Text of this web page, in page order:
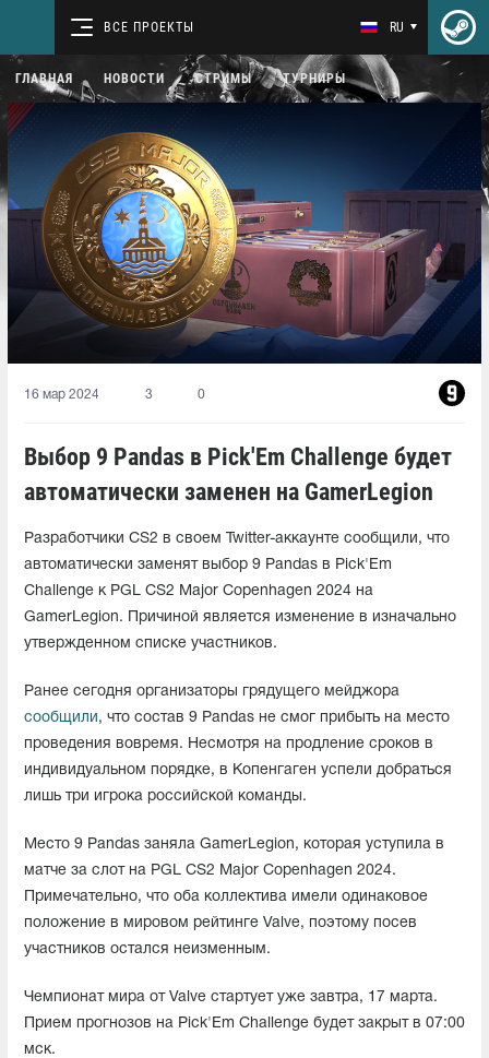
ВСЕ ПРОЕКТЫ RU
ГЛАВНАЯ НОВОСТИ СТРИМЫ ТУРНИРЫ
16 мар 2024 3 0
Выбор 9 Pandas в Pick'Em Challenge будет
автоматически заменен на GamerLegion
Разработчики CS2 в своем Twitter-аккаунте сообщили, что
автоматически заменят выбор 9 Pandas в Pick'Em
Challenge к PGL CS2 Major Copenhagen 2024 на
GamerLegion. Причиной является изменение в изначально
утвержденном списке участников.
Ранее сегодня организаторы грядущего мейджора
сообщили, что состав 9 Pandas не смог прибыть на место
проведения вовремя. Несмотря на продление сроков в
индивидуальном порядке, в Копенгаген успели добраться
лишь три игрока российской команды.
Место 9 Pandas заняла GamerLegion, которая уступила в
матче за слот на PGL CS2 Major Copenhagen 2024.
Примечательно, что оба коллектива имели одинаковое
положение в мировом рейтинге Valve, поэтому посев
участников остался неизменным.
Чемпионат мира от Valve стартует уже завтра, 17 марта.
Прием прогнозов на Pick'Em Challenge будет закрыт в 07:00
мск.